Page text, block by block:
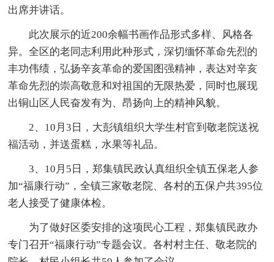
出席并讲话。
此次展示的近200余幅书画作品形式多样、风格各
异。全区的老同志利用此种形式，深切缅怀革命先烈的
丰功伟绩，弘扬辛亥革命的爱国图强精神，表达对辛亥
革命先烈的崇高敬意和对祖国的无限热爱，同时也展现
出铜山区人民奋发有为、昂扬向上的精神风貌。
2、10月3日，大彭镇组织大学生村官到敬老院送祝
福活动，并送蛋糕，水果等礼品。
3、10月5日，郑集镇民政认真组织全镇五保老人参
加“福康行动”，全镇三家敬老院、各村的五保户共395位
老人接受了健康体检。
为了做好区委安排的这项民心工程，郑集镇民政办
专门召开“福康行动”专题会议。各村村主任、敬老院的